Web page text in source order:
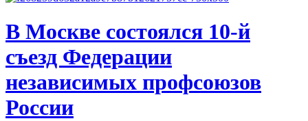
В Москве состоялся 10-й
съезд Федерации
независимых профсоюзов
России